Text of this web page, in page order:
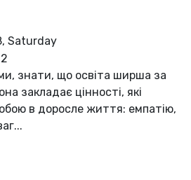
Saturday
знати, що освіта ширша за
закладає цінності, які
в доросле життя: емпатію,